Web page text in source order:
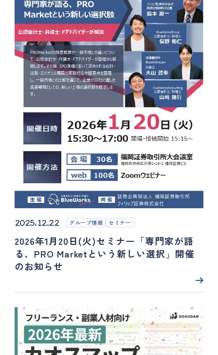
2025.12.22 グループ情報 セミナー
2026年1月20日(火)セミナー「専門家が語
る、PRO Marketという新しい選択」開催
のお知らせ